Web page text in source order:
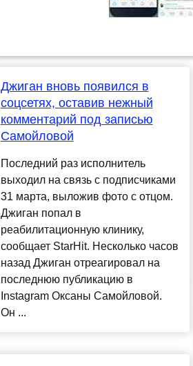
Джиган вновь появился в
соцсетях, оставив нежный
комментарий под записью
Самойловой
Последний раз исполнитель
выходил на связь с подписчиками
31 марта, выложив фото с отцом.
Джиган попал в
реабилитационную клинику,
сообщает StarHit. Несколько часов
назад Джиган отреагировал на
последнюю публикацию в
Instagram Оксаны Самойловой.
Он ...